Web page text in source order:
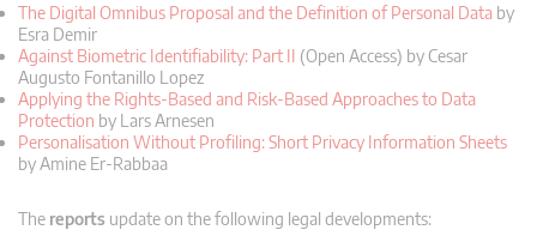
The Digital Omnibus Proposal and the Definition of Personal Data by
Esra Demir
Against Biometric Identifiability: Part II (Open Access) by Cesar
Augusto Fontanillo Lopez
Applying the Rights-Based and Risk-Based Approaches to Data
Protection by Lars Arnesen
Personalisation Without Profiling: Short Privacy Information Sheets
by Amine Er-Rabbaa
The reports update on the following legal developments: